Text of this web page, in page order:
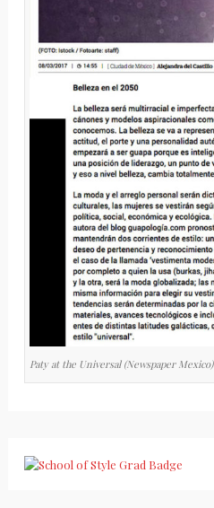
Paty at the Universal (Newspaper Mexico)